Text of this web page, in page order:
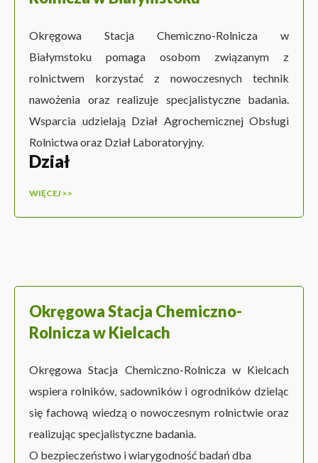
Okręgowa Stacja Chemiczno-Rolnicza w
Białymstoku pomaga osobom związanym z
rolnictwem korzystać z nowoczesnych technik
nawożenia oraz realizuje specjalistyczne badania.
Wsparcia udzielają Dział Agrochemicznej Obsługi
Rolnictwa oraz Dział Laboratoryjny.
Dział
WIĘCEJ >>
Okręgowa Stacja Chemiczno-
Rolnicza w Kielcach
Okręgowa Stacja Chemiczno-Rolnicza w Kielcach
wspiera rolników, sadowników i ogrodników dzieląc
się fachową wiedzą o nowoczesnym rolnictwie oraz
realizując specjalistyczne badania.
O bezpieczeństwo i wiarygodność badań dba